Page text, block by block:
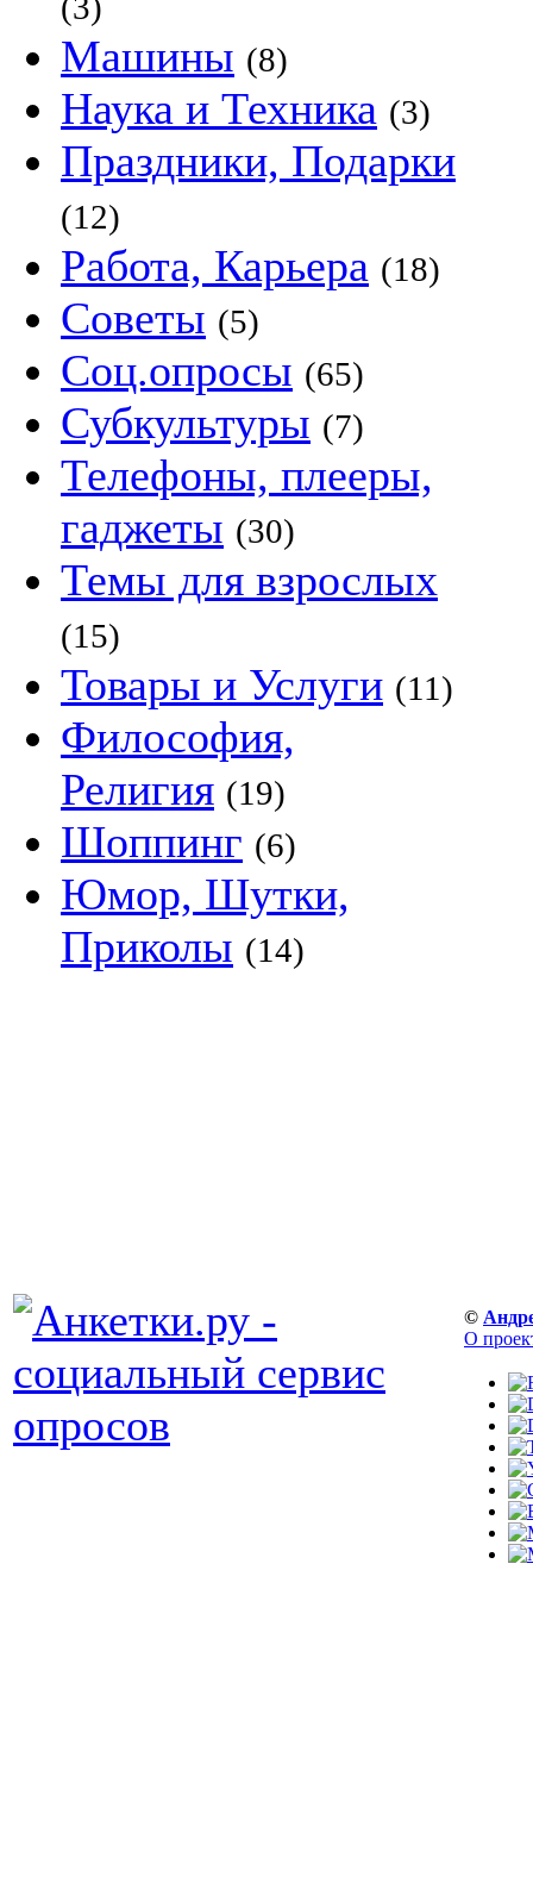
Машины (8)
Наука и Техника (3)
Праздники, Подарки
(12)
Работа, Карьера (18)
Советы (5)
Соц.опросы (65)
Субкультуры (7)
Телефоны, плееры,
гаджеты (30)
Темы для взрослых
(15)
Товары и Услуги (11)
Философия,
Религия (19)
Шоппинг (6)
Юмор, Шутки,
Приколы (14)
©
О